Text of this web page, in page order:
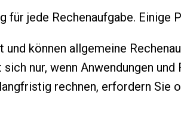
jede Rechenaufgabe. Einige
können allgemeine
nur, wenn Anwendungen
rechnen, erfordern Sie